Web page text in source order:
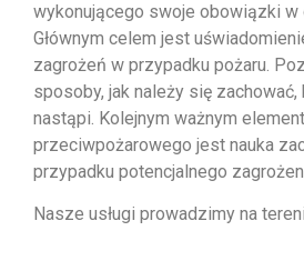
wykonującego swoje obowiązki w
Głównym celem jest
zagrożeń w przypadku pożaru.
sposoby, jak należy się zachować,
nastąpi. Kolejnym ważnym
przeciwpożarowego jest nauka
przypadku potencjalnego
Nasze usługi prowadzimy na